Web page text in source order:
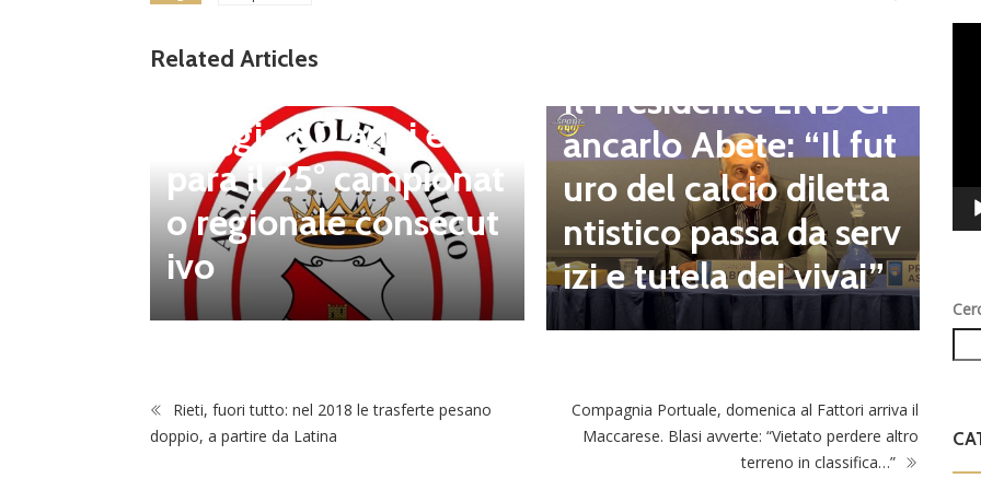
Related Articles
news in primo piano
Tolfa, una stagione d
steggia 80 anni e pre
para il 25° campionat
o regionale consecut
ivo
Il Presidente LND Gi
ancarlo Abete: “Il fut
uro del calcio diletta
ntistico passa da serv
izi e tutela dei vivai”
Rieti, fuori tutto: nel 2018 le trasferte pesano
doppio, a partire da Latina
Compagnia Portuale, domenica al Fattori arriva il
Maccarese. Blasi avverte: “Vietato perdere altro
terreno in classifica…”